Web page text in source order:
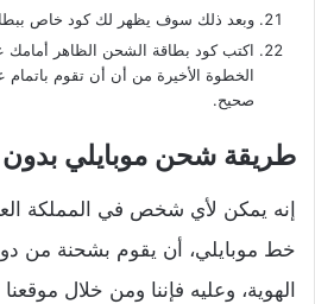
وبعد ذلك سوف يظهر لك كود خاص
اكتب كود بطاقة الشحن الظاهر أمامك
الخطوة الأخيرة من أن أن تقوم
صحيح.
طريقة شحن موبايلي بدون
إنه يمكن لأي شخص في المملكة
خط موبايلي، أن يقوم بشحنة من
الهوية، وعليه فإننا ومن خلال